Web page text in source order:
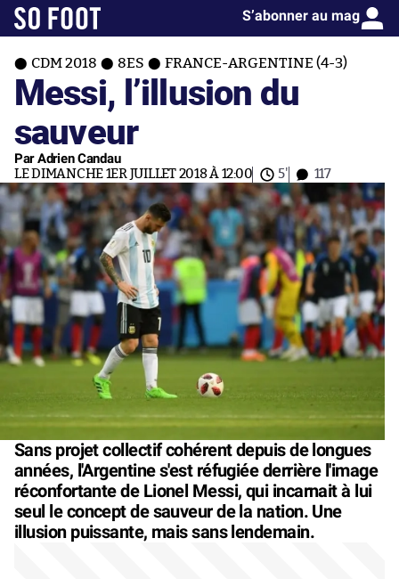
S’abonner au mag
CDM 2018 8ES FRANCE-ARGENTINE (4-3)
Messi, l’illusion du
sauveur
Par Adrien Candau
LE DIMANCHE 1ER JUILLET 2018 À 12:00 5' 117
Sans projet collectif cohérent depuis de longues
années, l'Argentine s'est réfugiée derrière l'image
réconfortante de Lionel Messi, qui incarnait à lui
seul le concept de sauveur de la nation. Une
illusion puissante, mais sans lendemain.